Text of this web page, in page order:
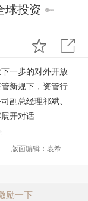
球投资
一步的对外开放
新规下，资管行
副总经理祁斌、
开对话
版面编辑：袁希
励一下